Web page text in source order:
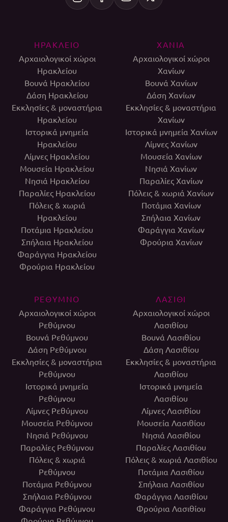
ΗΡΑΚΛΕΙΟ
Αρχαιολογικοί χώροι
Ηρακλείου
Βουνά Ηρακλείου
Δάση Ηρακλείου
Εκκλησίες & μοναστήρια
Ηρακλείου
Ιστορικά μνημεία
Ηρακλείου
Λίμνες Ηρακλείου
Μουσεία Ηρακλείου
Νησιά Ηρακλείου
Παραλίες Ηρακλείου
Πόλεις & χωριά
Ηρακλείου
Ποτάμια Ηρακλείου
Σπήλαια Ηρακλείου
Φαράγγια Ηρακλείου
Φρούρια Ηρακλείου
ΧΑΝΙΑ
Αρχαιολογικοί χώροι
Χανίων
Βουνά Χανίων
Δάση Χανίων
Εκκλησίες & μοναστήρια
Χανίων
Ιστορικά μνημεία Χανίων
Λίμνες Χανίων
Μουσεία Χανίων
Νησιά Χανίων
Παραλίες Χανίων
Πόλεις & χωριά Χανίων
Ποτάμια Χανίων
Σπήλαια Χανίων
Φαράγγια Χανίων
Φρούρια Χανίων
ΡΕΘΥΜΝΟ
Αρχαιολογικοί χώροι
Ρεθύμνου
Βουνά Ρεθύμνου
Δάση Ρεθύμνου
Εκκλησίες & μοναστήρια
Ρεθύμνου
Ιστορικά μνημεία
Ρεθύμνου
Λίμνες Ρεθύμνου
Μουσεία Ρεθύμνου
Νησιά Ρεθύμνου
Παραλίες Ρεθύμνου
Πόλεις & χωριά
Ρεθύμνου
Ποτάμια Ρεθύμνου
Σπήλαια Ρεθύμνου
Φαράγγια Ρεθύμνου
ΛΑΣΙΘΙ
Αρχαιολογικοί χώροι
Λασιθίου
Βουνά Λασιθίου
Δάση Λασιθίου
Εκκλησίες & μοναστήρια
Λασιθίου
Ιστορικά μνημεία
Λασιθίου
Λίμνες Λασιθίου
Μουσεία Λασιθίου
Νησιά Λασιθίου
Παραλίες Λασιθίου
Πόλεις & χωριά Λασιθίου
Ποτάμια Λασιθίου
Σπήλαια Λασιθίου
Φαράγγια Λασιθίου
Φρούρια Λασιθίου